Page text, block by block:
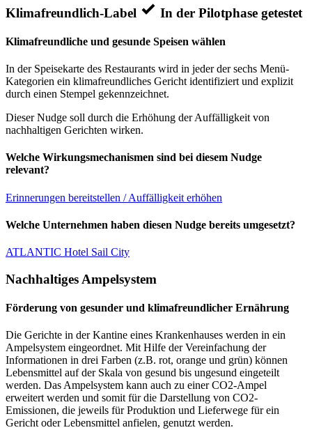
Klimafreundlich-Label In der Pilotphase getestet
Klimafreundliche und gesunde Speisen wählen
In der Speisekarte des Restaurants wird in jeder der sechs Menü-
Kategorien ein klimafreundliches Gericht identifiziert und explizit
durch einen Stempel gekennzeichnet.
Dieser Nudge soll durch die Erhöhung der Auffälligkeit von
nachhaltigen Gerichten wirken.
Welche Wirkungsmechanismen sind bei diesem Nudge
relevant?
Erinnerungen bereitstellen / Auffälligkeit erhöhen
Welche Unternehmen haben diesen Nudge bereits umgesetzt?
ATLANTIC Hotel Sail City
Nachhaltiges Ampelsystem
Förderung von gesunder und klimafreundlicher Ernährung
Die Gerichte in der Kantine eines Krankenhauses werden in ein
Ampelsystem eingeordnet. Mit Hilfe der Vereinfachung der
Informationen in drei Farben (z.B. rot, orange und grün) können
Lebensmittel auf der Skala von gesund bis ungesund eingeteilt
werden. Das Ampelsystem kann auch zu einer CO2-Ampel
erweitert werden und somit für die Darstellung von CO2-
Emissionen, die jeweils für Produktion und Lieferwege für ein
Gericht oder Lebensmittel anfielen, genutzt werden.